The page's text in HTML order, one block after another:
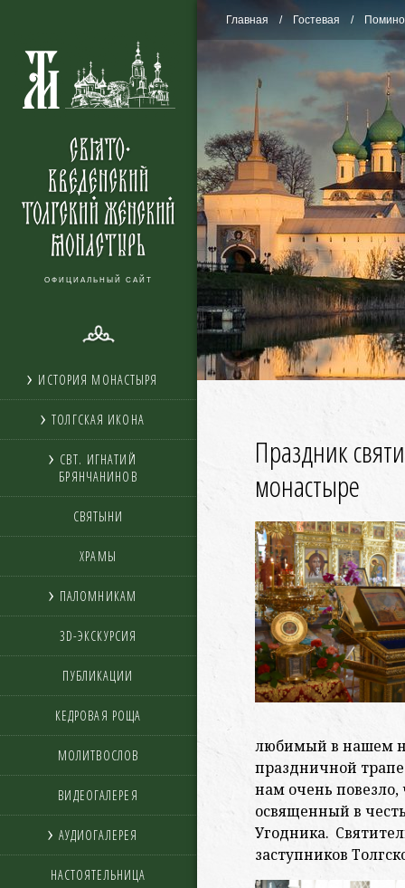
ОФИЦИАЛЬНЫЙ САЙТ
ИСТОРИЯ МОНАСТЫРЯ
ТОЛГСКАЯ ИКОНА
СВТ. ИГНАТИЙ
БРЯНЧАНИНОВ
СВЯТЫНИ
ХРАМЫ
ПАЛОМНИКАМ
3D-ЭКСКУРСИЯ
ПУБЛИКАЦИИ
КЕДРОВАЯ РОЩА
МОЛИТВОСЛОВ
ВИДЕОГАЛЕРЕЯ
АУДИОГАЛЕРЕЯ
НАСТОЯТЕЛЬНИЦА
Главная Гостевая
Праздник
монастыре
любимый в нашем
праздничной
нам очень
освященный в
Угодника.
заступников